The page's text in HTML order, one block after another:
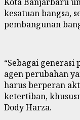
kesatuan bangsa,
pembangunan
“Sebagai generasi
agen perubahan
harus berperan
ketertiban,
Dody Harza.